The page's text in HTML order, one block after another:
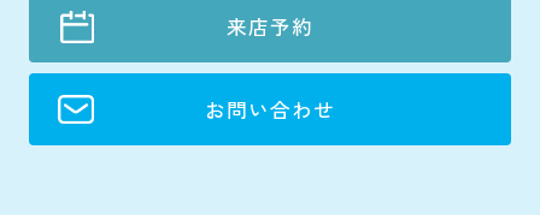
来店予約
お問い合わせ